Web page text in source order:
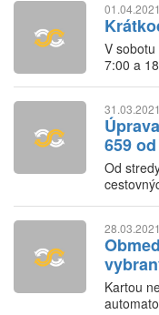
01.04.2021
V
7:00 a
31.03.2021
659
Od
28.03.2021
Kartou